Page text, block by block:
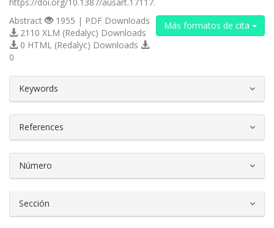
Más formatos de cita
Abstract
1955 | PDF Downloads
2110 XLM (Redalyc) Downloads
0 HTML (Redalyc) Downloads
0
Keywords
References
Número
Sección